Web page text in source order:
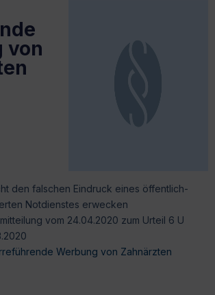
von
den falschen Eindruck eines öffentlich-
Notdienstes erwecken
vom 24.04.2020 zum Urteil 6 U
Werbung von Zahnärzten